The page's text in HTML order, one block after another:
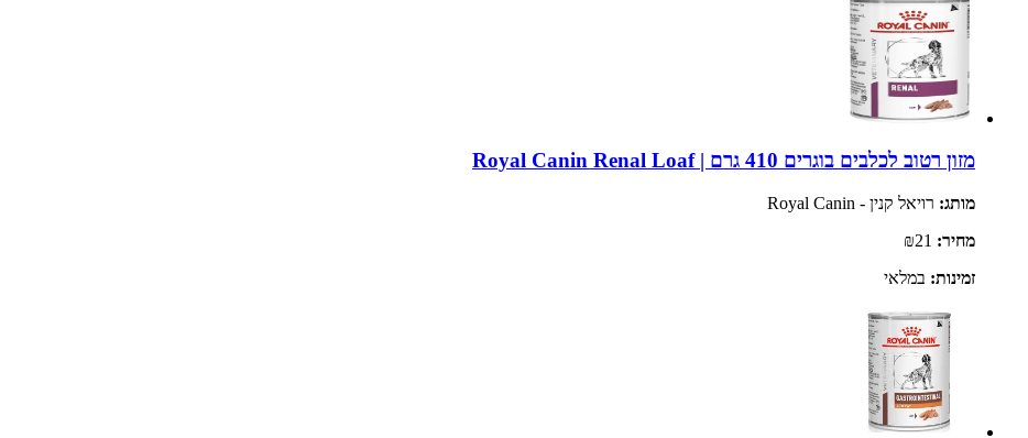
מזון רטוב לכלבים בוגרים 410 גרם | Royal Canin Renal Loaf
מותג: רויאל קנין - Royal Canin
מחיר:
זמינות: במלאי